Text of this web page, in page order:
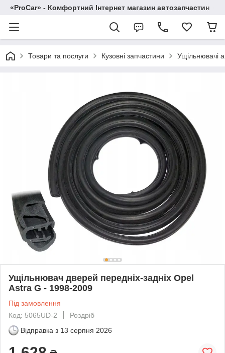
«ProCar» - Комфортний Інтернет магазин автозапчастин
Товари та послуги Кузовні запчастини Ущільнювачі
Ущільнювач дверей передніх-задніх Opel
Astra G - 1998-2009
Під замовлення
Код: 5065UD-2
Роздріб
Відправка з 13 серпня 2026